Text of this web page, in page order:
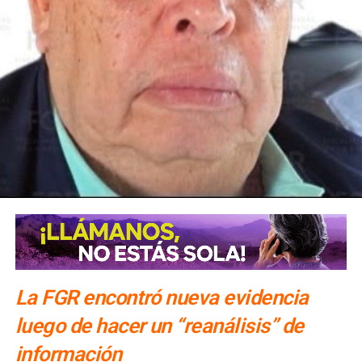
medida, el Instituto Mexicano de Tecnología del Agua
realizará pozos de exploración para verificar si en el
subsuelo de las Cuencas Sabinas-Burro-Picachos en
Coahuila y Nuevo León y Burgos en la zona noreste de
Tamaulipas, hay agua salada y gas no convencional.
La FGR encontró nueva evidencia
luego de hacer un “reanálisis” de
información